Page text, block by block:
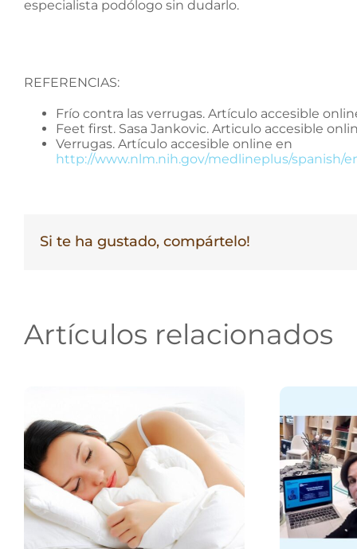
especialista podólogo sin dudarlo.
REFERENCIAS:
Frío contra las verrugas. Artículo accesible
Feet first. Sasa Jankovic. Articulo accesible
Verrugas. Artículo accesible online en
http://www.nlm.nih.gov/medlineplus/spanish/
Si te ha gustado, compártelo!
Artículos relacionados